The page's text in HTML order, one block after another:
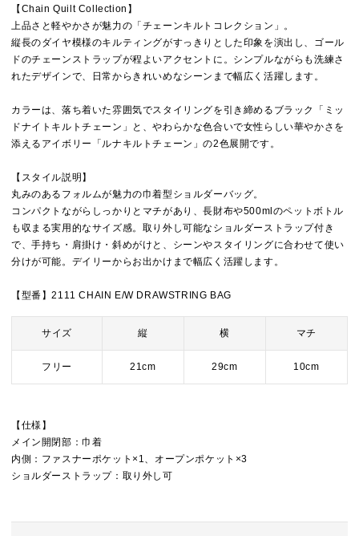
【Chain Quilt Collection】
上品さと軽やかさが魅力の「チェーンキルトコレクション」。
縦長のダイヤ模様のキルティングがすっきりとした印象を演出し、ゴール
ドのチェーンストラップが程よいアクセントに。シンプルながらも洗練さ
れたデザインで、日常からきれいめなシーンまで幅広く活躍します。
カラーは、落ち着いた雰囲気でスタイリングを引き締めるブラック「ミッ
ドナイトキルトチェーン」と、やわらかな色合いで女性らしい華やかさを
添えるアイボリー「ルナキルトチェーン」の2色展開です。
【スタイル説明】
丸みのあるフォルムが魅力の巾着型ショルダーバッグ。
コンパクトながらしっかりとマチがあり、長財布や500mlのペットボトル
も収まる実用的なサイズ感。取り外し可能なショルダーストラップ付き
で、手持ち・肩掛け・斜めがけと、シーンやスタイリングに合わせて使い
分けが可能。デイリーからお出かけまで幅広く活躍します。
【型番】2111 CHAIN E/W DRAWSTRING BAG
サイズ 縦 横 マチ
フリー 21cm 29cm 10cm
【仕様】
メイン開閉部：巾着
内側：ファスナーポケット×1、オープンポケット×3
ショルダーストラップ：取り外し可